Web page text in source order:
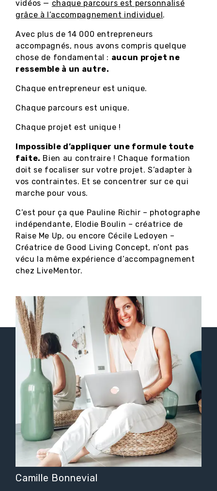
vidéos — chaque parcours est personnalisé
grâce à l’accompagnement individuel.
Avec plus de 14 000 entrepreneurs
accompagnés, nous avons compris quelque
chose de fondamental : aucun projet ne
ressemble à un autre.
Chaque entrepreneur est unique.
Chaque parcours est unique.
Chaque projet est unique !
Impossible d’appliquer une formule toute
faite. Bien au contraire ! Chaque formation
doit se focaliser sur votre projet. S’adapter à
vos contraintes. Et se concentrer sur ce qui
marche pour vous.
C’est pour ça que Pauline Richir – photographe
indépendante, Elodie Boulin – créatrice de
Raise Me Up, ou encore Cécile Ledoyen –
Créatrice de Good Living Concept, n’ont pas
vécu la même expérience d’accompagnement
chez LiveMentor.
Camille Bonnevial